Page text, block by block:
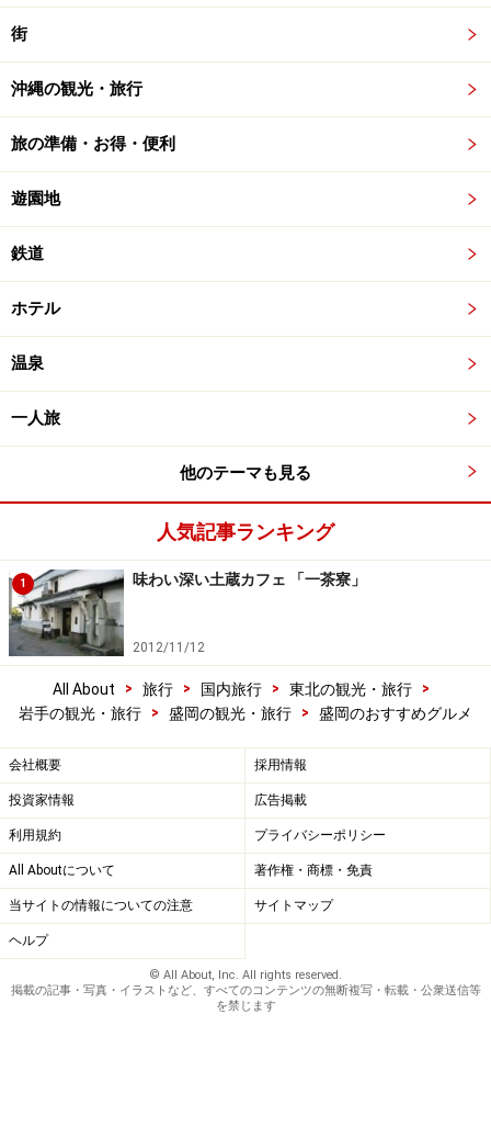
街
沖縄の観光・旅行
旅の準備・お得・便利
遊園地
鉄道
ホテル
温泉
一人旅
他のテーマも見る
人気記事ランキング
1 味わい深い土蔵カフェ 「一茶寮」
2012/11/12
All About > 旅行 > 国内旅行 > 東北の観光・旅行
>
岩手の観光・旅行
> 盛岡の観光・旅行 > 盛岡のおすすめグルメ
会社概要 採用情報
投資家情報 広告掲載
利用規約 プライバシーポリシー
All Aboutについて 著作権・商標・免責
当サイトの情報についての注意 サイトマップ
ヘルプ
© All About, Inc. All rights reserved.
掲載の記事・写真・イラストなど、すべてのコンテンツの無断複写・転載・公衆送信等
を禁じます